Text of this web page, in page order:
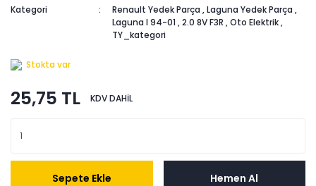
Kategori
Renault Yedek Parça ,Laguna Yedek Parça ,
Laguna I 94-01,2.0 8V F3R ,Oto Elektrik,
TY_kategori
Stokta var
25,75 TL KDV DAHİL
Sepete Ekle Hemen Al